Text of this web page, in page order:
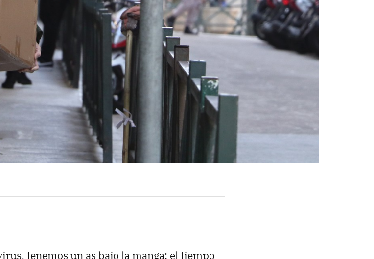
tenemos un as bajo la manga: el tiempo